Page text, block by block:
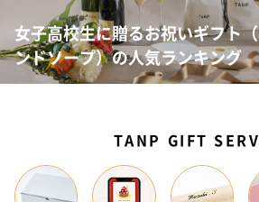
女子高校生に贈るお祝いギフト
ンドソープ）の人気ランキング
TANP GIFT